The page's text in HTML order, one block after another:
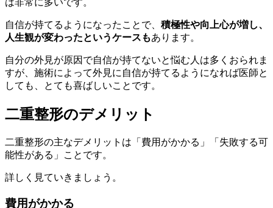
は非常に多いです。
自信が持てるようになったことで、 積極性や向上心が増し、
人生観が変わったというケースもあります。
自分の外見が原因で自信が持てないと悩む人は多くおられま
すが、施術によって外見に自信が持てるようになれば医師と
しても、とても喜ばしいことです。
二重整形のデメリット
二重整形の主なデメリットは「費用がかかる」「失敗する可
能性がある」ことです。
詳しく見ていきましょう。
費用がかかる